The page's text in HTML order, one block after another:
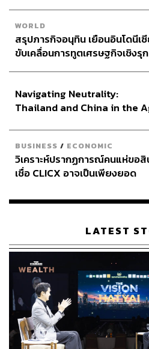
ส่วนผสม
ไวน์โรเซ 120 มล.
ผลไม้ตระกูลเบอร์รี
น้ำเชื่อมเข้มข้น และน้ำตาล
เกลือดำ สำหรับตกแต่ง
ก้านโรสแมรี สำหรับตกแต่ง
วิธีทำ
แต่งขอบแก้วด้วยเกลือดำ คล้
ใส่ส่วนผสมทุกอย่างลงในแ
คนให้เข้ากัน แล้วชิม
WORLD
สรุปภารกิจอนุทิน เยือนอินโดนีเ
ขับเคลื่อนการทูตเศรษฐกิจเชิงรุก
Navigating Neutrality:
Thailand and China in the
BUSINESS / ECONOMIC
วิเคราะห์ปรากฏการณ์คนแห่ขอ
เชื่อ CLICX อาจเป็นเพียงยอด
เรือนไทยที่ถูกซุกไว้
LATEST